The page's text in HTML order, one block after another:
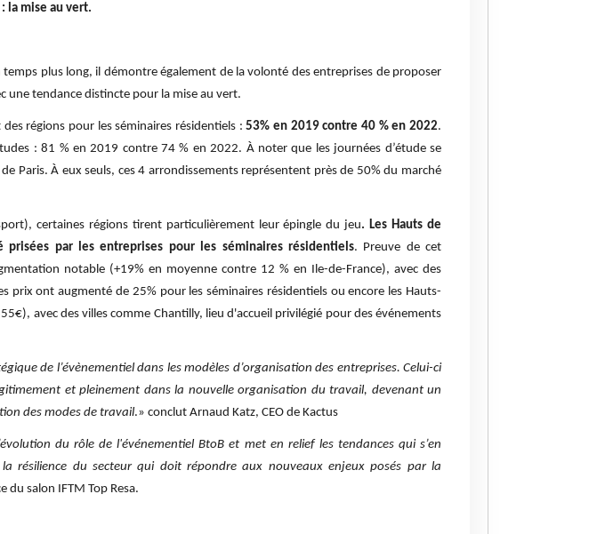
la mise au vert.
plus long, il démontre également de la volonté des entreprises de proposer
une tendance distincte pour la mise au vert.
régions pour les séminaires résidentiels :53% en 2019 contre 40 % en 2022.
: 81 % en 2019 contre 74 % en 2022. À noter que les journées d’étude se
Paris. À eux seuls, ces 4 arrondissements représentent près de 50% du marché
certaines régions tirent particulièrement leur épingle du jeu. Les Hauts de
par les entreprises pour les séminaires résidentiels. Preuve de cet
notable (+19% en moyenne contre 12 % en Ile-de-France), avec des
prix ont augmenté de 25% pour les séminaires résidentiels ou encore les Hauts-
avec des villes comme Chantilly, lieu d'accueil privilégié pour des événements
de l’évènementiel dans les modèles d’organisation des entreprises. Celui-ci
et pleinement dans la nouvelle organisation du travail, devenant un
des modes de travail.» conclut Arnaud Katz, CEO de Kactus
du rôle de l'événementiel BtoB et met en relief les tendances qui s’en
résilience du secteur qui doit répondre aux nouveaux enjeux posés par la
du salon IFTM Top Resa.